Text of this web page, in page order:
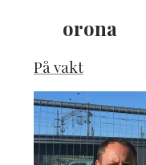
orona
På vakt